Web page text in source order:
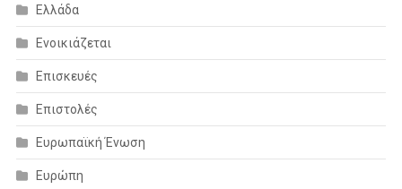
Ελλάδα
Ενοικιάζεται
Επισκευές
Επιστολές
Ευρωπαϊκή Ένωση
Ευρώπη